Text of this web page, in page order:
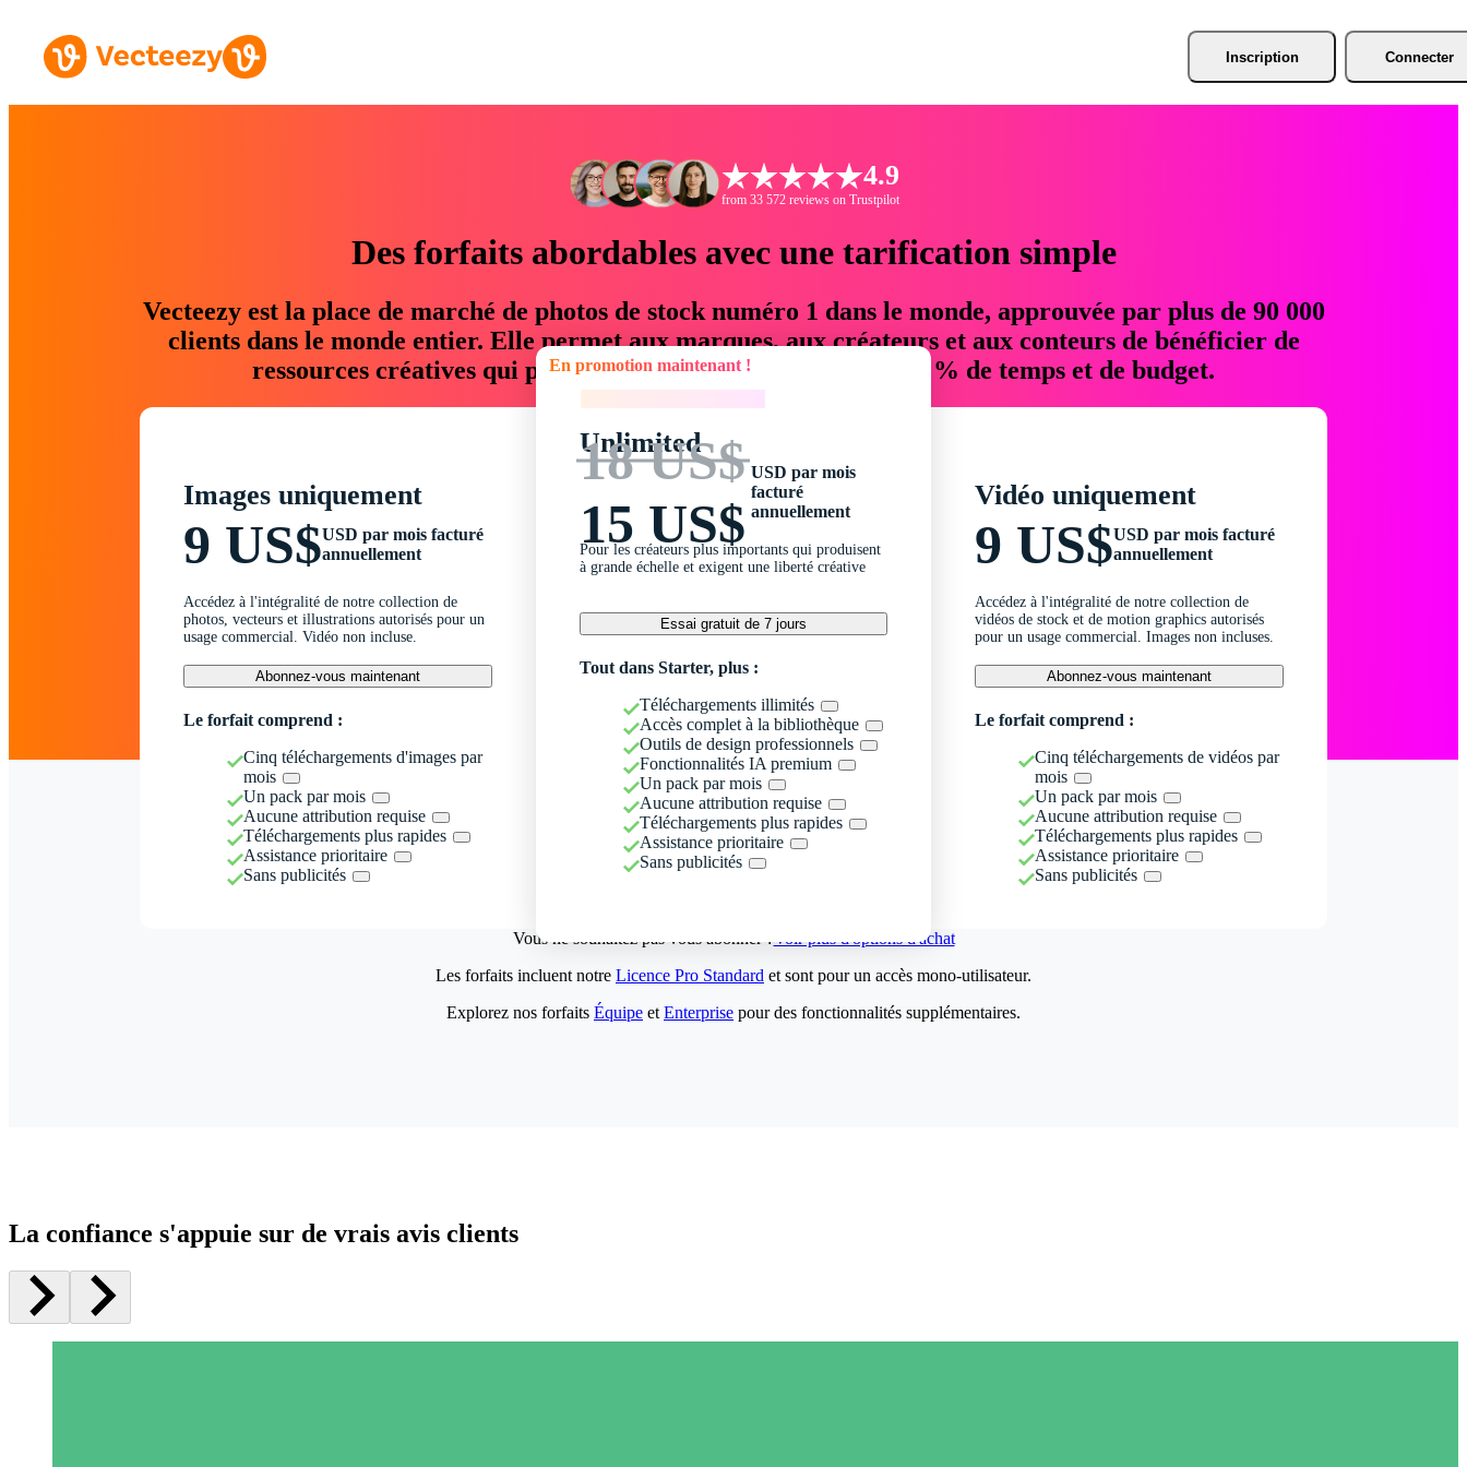
Inscription Connecter
4.9
from 33 572 reviews on Trustpilot
Des forfaits abordables avec une tarification simple
Vecteezy est la place de marché de photos de stock numéro 1 dans le monde, approuvée par plus de 90 000
clients dans le monde entier. Elle permet aux marques, aux créateurs et aux conteurs de bénéficier de
ressources créatives qui permettent d'économiser jusqu'à 76 % de temps et de budget.
Images uniquement
9 US$USD par mois facturé
annuellement
Accédez à l'intégralité de notre collection de
photos, vecteurs et illustrations autorisés pour un
usage commercial. Vidéo non incluse.
Abonnez-vous maintenant
Le forfait comprend :
Cinq téléchargements d'images par
mois
Un pack par mois
Aucune attribution requise
Téléchargements plus rapides
Assistance prioritaire
Sans publicités
En promotion maintenant !
Unlimited
18 US$
15 US$
USD par mois
facturé
annuellement
Pour les créateurs plus importants qui produisent
à grande échelle et exigent une liberté créative
Essai gratuit de 7 jours
Tout dans Starter, plus :
Téléchargements illimités
Accès complet à la bibliothèque
Outils de design professionnels
Fonctionnalités IA premium
Un pack par mois
Aucune attribution requise
Téléchargements plus rapides
Assistance prioritaire
Sans publicités
Vidéo uniquement
9 US$USD par mois facturé
annuellement
Accédez à l'intégralité de notre collection de
vidéos de stock et de motion graphics autorisés
pour un usage commercial. Images non incluses.
Abonnez-vous maintenant
Le forfait comprend :
Cinq téléchargements de vidéos par
mois
Un pack par mois
Aucune attribution requise
Téléchargements plus rapides
Assistance prioritaire
Sans publicités
Vous ne souhaitez pas vous abonner ?Voir plus d'options d'achat
Les forfaits incluent notre Licence Pro Standard et sont pour un accès mono-utilisateur.
Explorez nos forfaits Équipe et Enterprise pour des fonctionnalités supplémentaires.
La confiance s'appuie sur de vrais avis clients